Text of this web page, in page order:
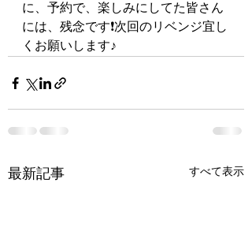
に、予約で、楽しみにしてた皆さん
には、残念です❗️次回のリベンジ宜し
くお願いします♪
最新記事 すべて表示